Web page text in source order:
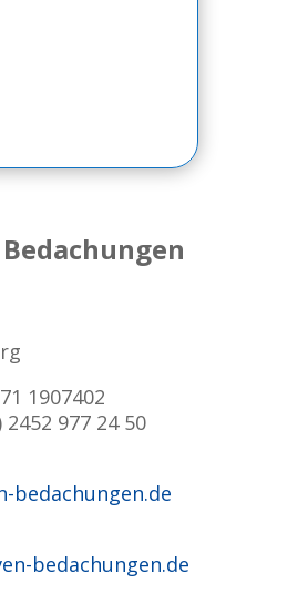
1907402
977 24 50
bedachungen.de
bedachungen.de